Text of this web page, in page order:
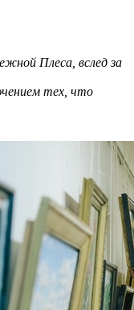
Плеса, вслед за
тех, что